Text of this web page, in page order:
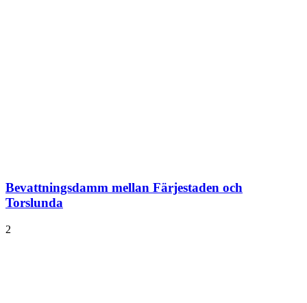
Bevattningsdamm mellan Färjestaden och
Torslunda
2